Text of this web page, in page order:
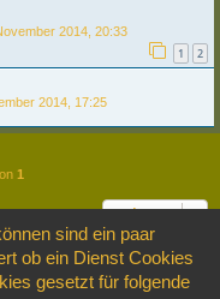
2014, 20:33
1 2
2014, 17:25
1
Gehe zu
sind ein paar
ob ein Dienst Cookies
gesetzt für folgende